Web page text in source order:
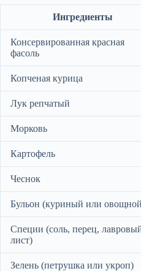
Ингредиенты
Консервированная красная
фасоль
Копченая курица
Лук репчатый
Морковь
Картофель
Чеснок
Бульон (куриный или
Специи (соль, перец,
лист)
Зелень (петрушка или укроп)